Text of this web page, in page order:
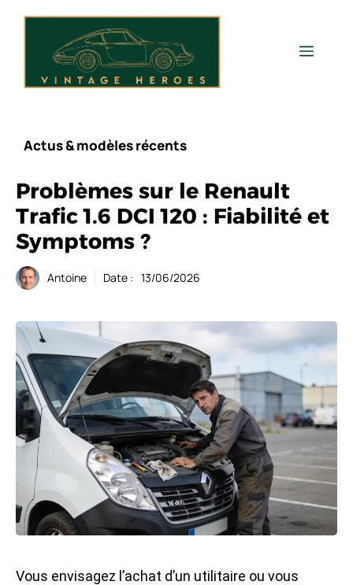
Menu
Actus & modèles récents
Problèmes sur le Renault
Trafic 1.6 DCI 120 : Fiabilité et
Symptoms ?
Antoine Date : 13/06/2026
Vous envisagez l’achat d’un utilitaire ou vous